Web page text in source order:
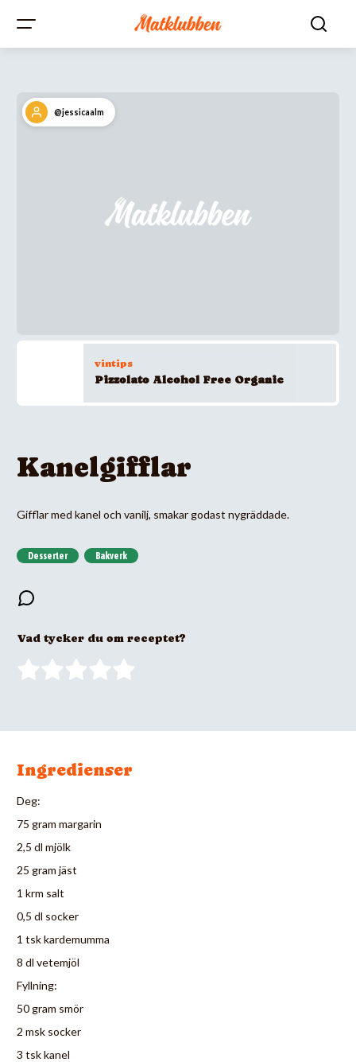
@jessicaalm
vintips
Pizzolato Alcohol Free Organic
Kanelgifflar
Gifflar med kanel och vanilj, smakar godast nygräddade.
Desserter Bakverk
Vad tycker du om receptet?
Ingredienser
Deg:
75 gram margarin
2,5 dl mjölk
25 gram jäst
1 krm salt
0,5 dl socker
1 tsk kardemumma
8 dl vetemjöl
Fyllning:
50 gram smör
2 msk socker
3 tsk kanel